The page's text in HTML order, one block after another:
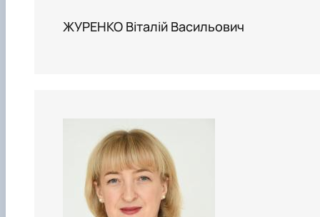
ЖУРЕНКО Віталій Васильович